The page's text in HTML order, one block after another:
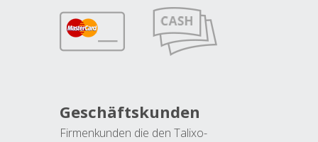
Geschäftskunden
Firmenkunden die den Talixo-